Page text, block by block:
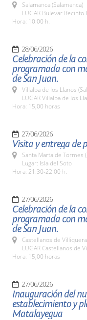
Salamanca (Salamanca)
LUGAR Bulevar Recinto
Hora: 10:00 h.
28/06/2026
Celebración de la
programada con
de San Juan.
Villalba de los Llanos
LUGAR Villalba de los
Hora: 15,00 horas
27/06/2026
Visita y entrega de
Santa Marta de Tormes
Lugar: Isla del Soto
Hora: 21:30-22:00 h.
27/06/2026
Celebración de la
programada con
de San Juan.
Castellanos de
LUGAR Castellanos de
Hora: 15,00 horas
27/06/2026
Inauguración del
establecimiento y
Matalayegua